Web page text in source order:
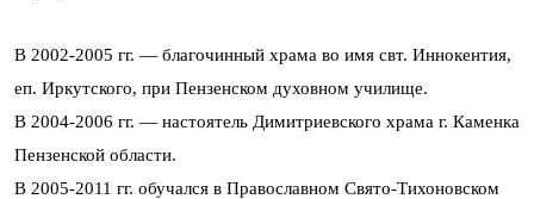
В 2002-2005 гг. — благочинный храма во имя свт. Иннокентия,
еп. Иркутского, при Пензенском духовном училище.
В 2004-2006 гг. — настоятель Димитриевского храма г. Каменка
Пензенской области.
В 2005-2011 гг. обучался в Православном Свято-Тихоновском